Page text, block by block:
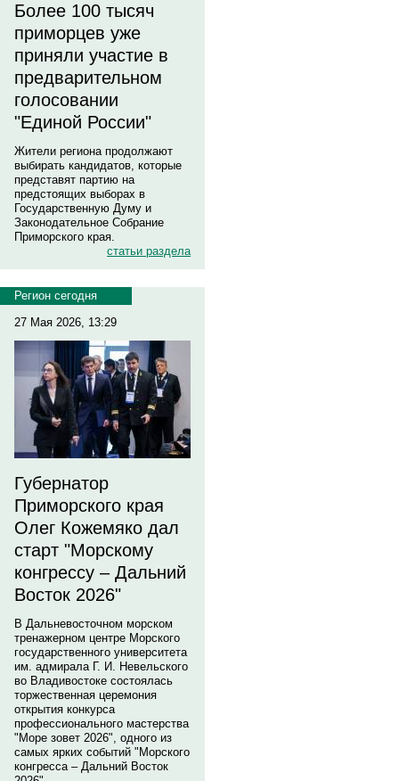
Более 100 тысяч
приморцев уже
приняли участие в
предварительном
голосовании
"Единой России"
Жители региона продолжают
выбирать кандидатов, которые
представят партию на
предстоящих выборах в
Государственную Думу и
Законодательное Собрание
Приморского края.
статьи раздела
Регион сегодня
27 Мая 2026, 13:29
Губернатор
Приморского края
Олег Кожемяко дал
старт "Морскому
конгрессу – Дальний
Восток 2026"
В Дальневосточном морском
тренажерном центре Морского
государственного университета
им. адмирала Г. И. Невельского
во Владивостоке состоялась
торжественная церемония
открытия конкурса
профессионального мастерства
"Море зовет 2026", одного из
самых ярких событий "Морского
конгресса – Дальний Восток